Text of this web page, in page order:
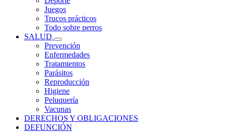
Juegos
Trucos prácticos
Todo sobre perros
SALUD
Prevención
Enfermedades
Tratamientos
Parásitos
Reproducción
Higiene
Peluquería
Vacunas
DERECHOS Y OBLIGACIONES
DEFUNCIÓN